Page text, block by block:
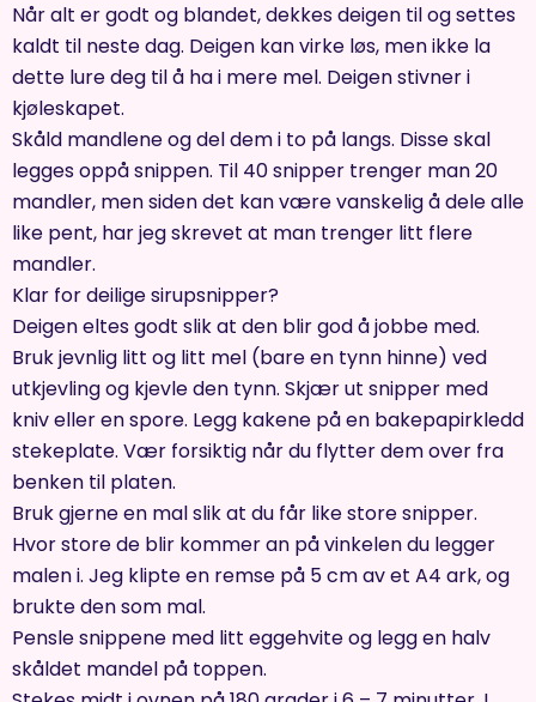
Når alt er godt og blandet, dekkes deigen til og settes
kaldt til neste dag. Deigen kan virke løs, men ikke la
dette lure deg til å ha i mere mel. Deigen stivner i
kjøleskapet.
Skåld mandlene og del dem i to på langs. Disse skal
legges oppå snippen. Til 40 snipper trenger man 20
mandler, men siden det kan være vanskelig å dele alle
like pent, har jeg skrevet at man trenger litt flere
mandler.
Klar for deilige sirupsnipper?
Deigen eltes godt slik at den blir god å jobbe med.
Bruk jevnlig litt og litt mel (bare en tynn hinne) ved
utkjevling og kjevle den tynn. Skjær ut snipper med
kniv eller en spore. Legg kakene på en bakepapirkledd
stekeplate. Vær forsiktig når du flytter dem over fra
benken til platen.
Bruk gjerne en mal slik at du får like store snipper.
Hvor store de blir kommer an på vinkelen du legger
malen i. Jeg klipte en remse på 5 cm av et A4 ark, og
brukte den som mal.
Pensle snippene med litt eggehvite og legg en halv
skåldet mandel på toppen.